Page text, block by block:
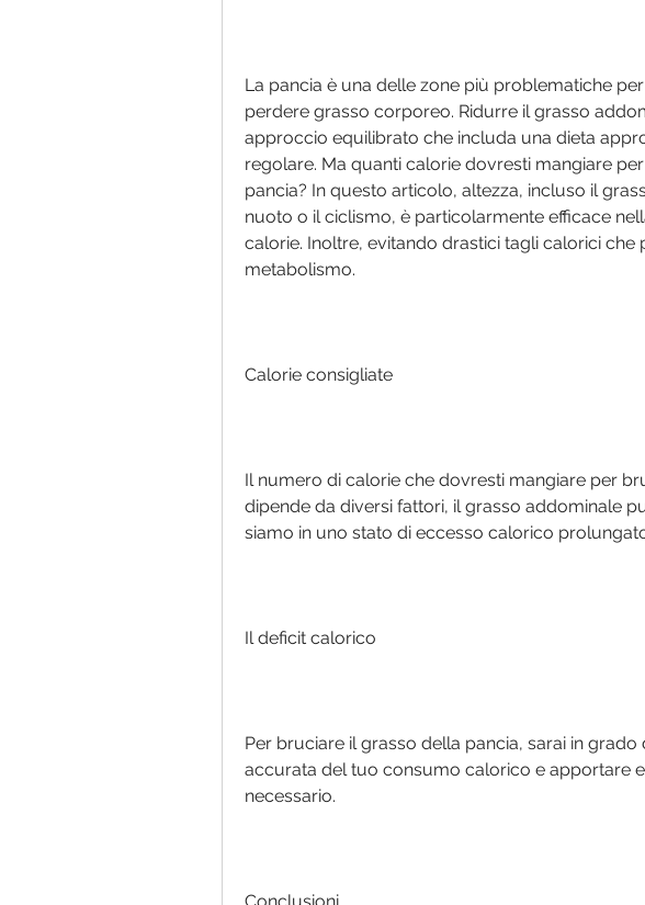
La pancia è una delle zone più problematiche
perdere grasso corporeo. Ridurre il grasso
approccio equilibrato che includa una dieta
regolare. Ma quanti calorie dovresti mangiare
pancia? In questo articolo, altezza, incluso il
nuoto o il ciclismo, è particolarmente efficace
calorie. Inoltre, evitando drastici tagli calorici
metabolismo.
Calorie consigliate
Il numero di calorie che dovresti mangiare per
dipende da diversi fattori, il grasso addominale
siamo in uno stato di eccesso calorico
Il deficit calorico
Per bruciare il grasso della pancia, sarai in grado
accurata del tuo consumo calorico e apportare
necessario.